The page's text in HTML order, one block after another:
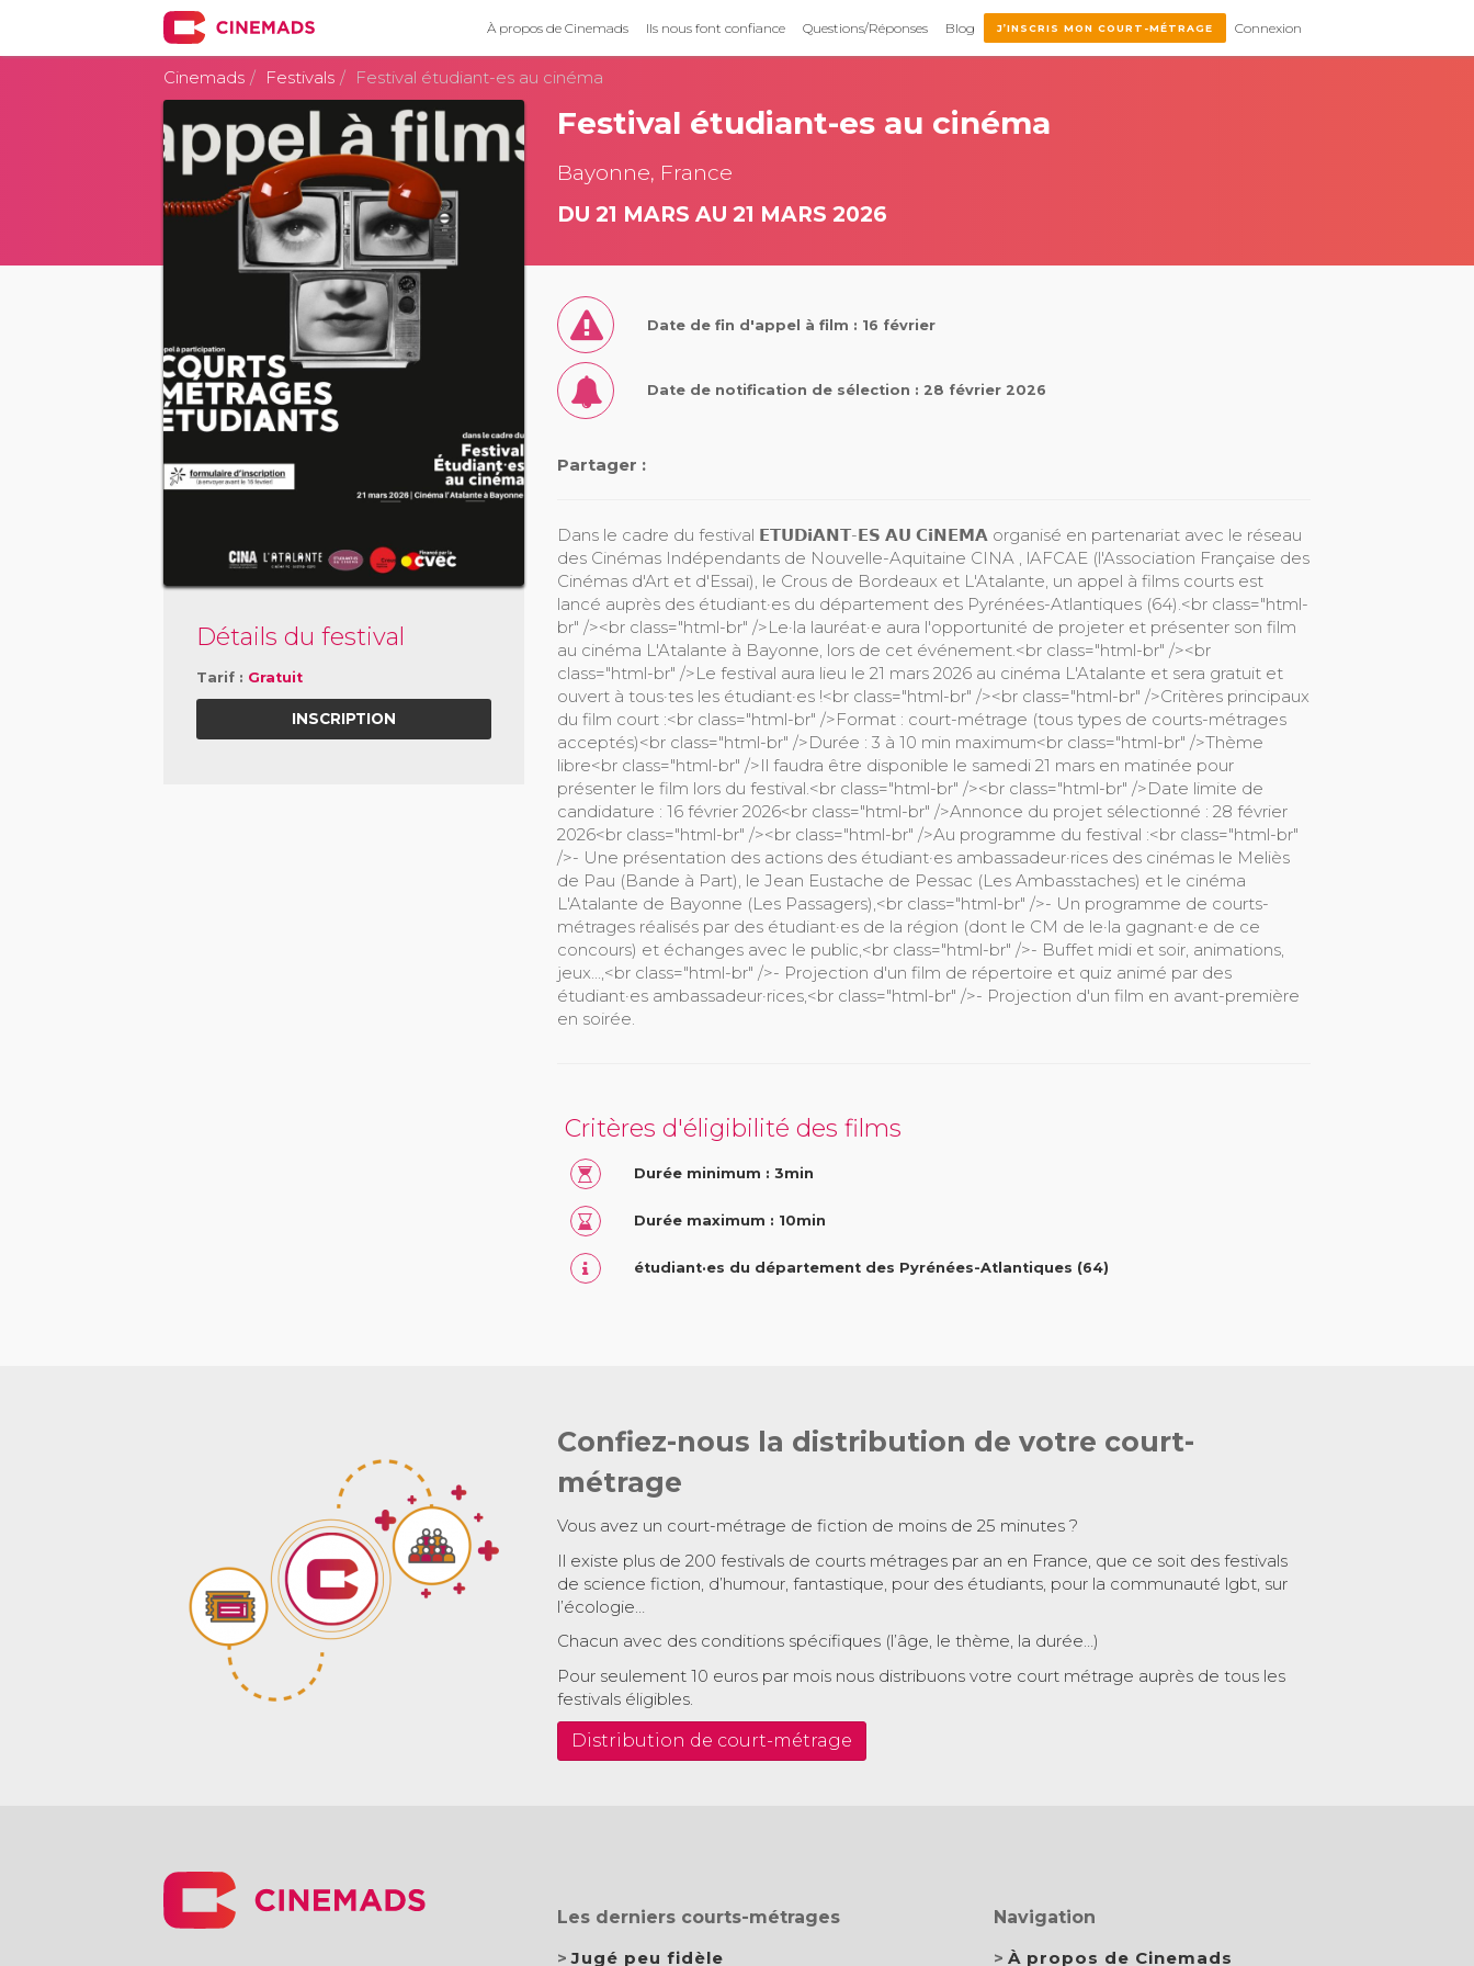
À propos de Cinemads Ils nous font confiance Questions/Réponses Blog J’INSCRIS MON COURT-MÉTRAGE Connexion
Cinemads Festivals Festival étudiant-es au cinéma
Détails du festival
Tarif : Gratuit
INSCRIPTION
Festival étudiant-es au cinéma
Bayonne, France
DU 21 MARS AU 21 MARS 2026
Date de fin d'appel à film : 16 février
Date de notification de sélection : 28 février 2026
Partager :
Dans le cadre du festival 𝗘𝗧𝗨𝗗𝗶𝗔𝗡𝗧-𝗘𝗦 𝗔𝗨 𝗖𝗶𝗡𝗘𝗠𝗔 organisé en partenariat avec le réseau
des Cinémas Indépendants de Nouvelle-Aquitaine CINA , lAFCAE (l'Association Française des
Cinémas d'Art et d'Essai), le Crous de Bordeaux et L'Atalante, un appel à films courts est
lancé auprès des étudiant·es du département des Pyrénées-Atlantiques (64).<br class="html-
br" /><br class="html-br" />Le·la lauréat·e aura l'opportunité de projeter et présenter son film
au cinéma L'Atalante à Bayonne, lors de cet événement.<br class="html-br" /><br
class="html-br" />Le festival aura lieu le 21 mars 2026 au cinéma L'Atalante et sera gratuit et
ouvert à tous·tes les étudiant·es !<br class="html-br" /><br class="html-br" />Critères principaux
du film court :<br class="html-br" />Format : court-métrage (tous types de courts-métrages
acceptés)<br class="html-br" />Durée : 3 à 10 min maximum<br class="html-br" />Thème
libre<br class="html-br" />Il faudra être disponible le samedi 21 mars en matinée pour
présenter le film lors du festival.<br class="html-br" /><br class="html-br" />Date limite de
candidature : 16 février 2026<br class="html-br" />Annonce du projet sélectionné : 28 février
2026<br class="html-br" /><br class="html-br" />Au programme du festival :<br class="html-br"
/>- Une présentation des actions des étudiant·es ambassadeur·rices des cinémas le Meliès
de Pau (Bande à Part), le Jean Eustache de Pessac (Les Ambasstaches) et le cinéma
L'Atalante de Bayonne (Les Passagers),<br class="html-br" />- Un programme de courts-
métrages réalisés par des étudiant·es de la région (dont le CM de le·la gagnant·e de ce
concours) et échanges avec le public,<br class="html-br" />- Buffet midi et soir, animations,
jeux...,<br class="html-br" />- Projection d'un film de répertoire et quiz animé par des
étudiant·es ambassadeur·rices,<br class="html-br" />- Projection d'un film en avant-première
en soirée.
Critères d'éligibilité des films
Durée minimum : 3min
Durée maximum : 10min
étudiant·es du département des Pyrénées-Atlantiques (64)
Confiez-nous la distribution de votre court-
métrage
Vous avez un court-métrage de fiction de moins de 25 minutes ?
Il existe plus de 200 festivals de courts métrages par an en France, que ce soit des festivals
de science fiction, d’humour, fantastique, pour des étudiants, pour la communauté lgbt, sur
l’écologie…
Chacun avec des conditions spécifiques (l’âge, le thème, la durée…)
Pour seulement 10 euros par mois nous distribuons votre court métrage auprès de tous les
festivals éligibles.
Distribution de court-métrage
Les derniers courts-métrages
Jugé peu fidèle
Navigation
À propos de Cinemads